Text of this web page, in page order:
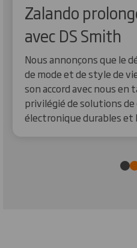
Zalando
avec DS Smith
Nous annonçons que le
de mode et de style de
son accord avec nous
privilégié de solutions de
électronique durables et